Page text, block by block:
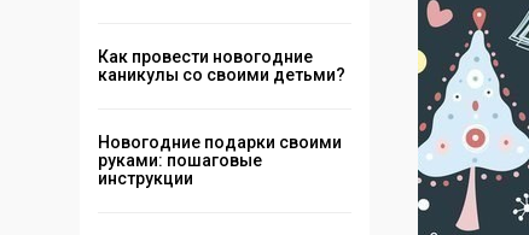
Как провести новогодние
каникулы со своими детьми?
Новогодние подарки своими
руками: пошаговые
инструкции